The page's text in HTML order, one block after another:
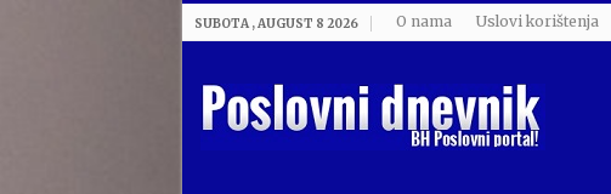
SUBOTA , AUGUST 8 2026 O nama Uslovi korištenja